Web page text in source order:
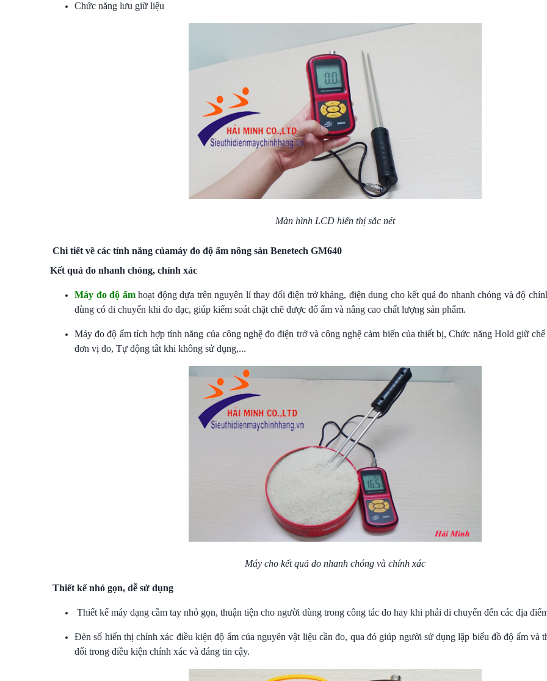
Chức năng lưu giữ liệu
Màn hình LCD hiển thị sắc nét
Chi tiết về các tính năng củamáy đo độ ẩm nông sản Benetech GM640
Kết quả đo nhanh chóng, chính xác
Máy đo độ ẩmhoạt động dựa trên nguyên lí thay đổi điện trở kháng, điện dung cho kết quả đo nhanh chóng và độ
dùng có di chuyển khi đo đạc, giúp kiểm soát chặt chẽ được đổ ẩm và nâng cao chất lượng sản phẩm.
Máy đo độ ẩm tích hợp tính năng của công nghệ đo điện trở và công nghệ cảm biến của thiết bị, Chức năng Hold giữ
đơn vị đo, Tự động tắt khi không sử dụng,...
Máy cho kết quả đo nhanh chóng và chính xác
Thiết kế nhỏ gọn, dễ sử dụng
Thiết kế máy dạng cầm tay nhỏ gọn, thuận tiện cho người dùng trong công tác đo hay khi phải di chuyển đến các địa
Đèn số hiển thị chính xác điều kiện độ ẩm của nguyên vật liệu cần đo, qua đó giúp người sử dụng lập biểu đồ độ ẩm và
đổi trong điều kiện chính xác và đáng tin cậy.